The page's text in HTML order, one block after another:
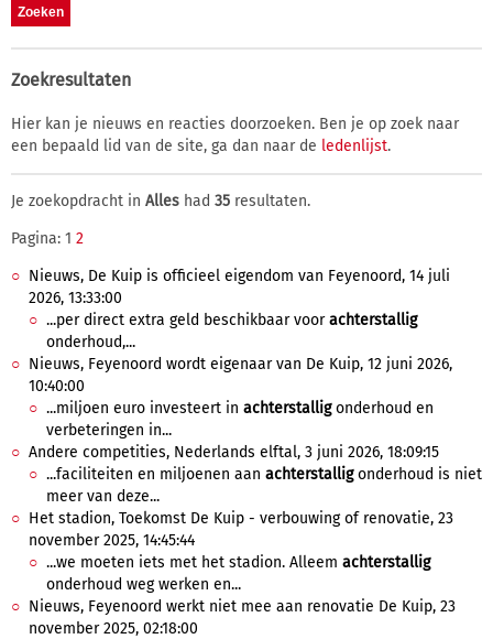
Zoekresultaten
Hier kan je nieuws en reacties doorzoeken. Ben je op zoek naar
een bepaald lid van de site, ga dan naar de ledenlijst.
Je zoekopdracht in Alles had 35 resultaten.
Pagina: 1 2
Nieuws, De Kuip is officieel eigendom van Feyenoord, 14 juli
2026, 13:33:00
...per direct extra geld beschikbaar voorachterstallig
onderhoud,...
Nieuws, Feyenoord wordt eigenaar van De Kuip, 12 juni 2026,
10:40:00
...miljoen euro investeert in achterstalligonderhoud en
verbeteringen in...
Andere competities, Nederlands elftal, 3 juni 2026, 18:09:15
...faciliteiten en miljoenen aan achterstalligonderhoud is niet
meer van deze...
Het stadion, Toekomst De Kuip - verbouwing of renovatie, 23
november 2025, 14:45:44
...we moeten iets met het stadion. Alleem achterstallig
onderhoud weg werken en...
Nieuws, Feyenoord werkt niet mee aan renovatie De Kuip, 23
november 2025, 02:18:00